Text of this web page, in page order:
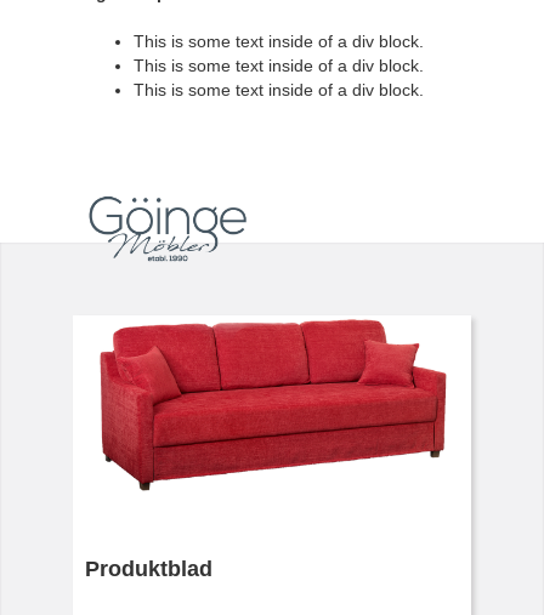
This is some text inside of a div block.
This is some text inside of a div block.
This is some text inside of a div block.
Produktblad